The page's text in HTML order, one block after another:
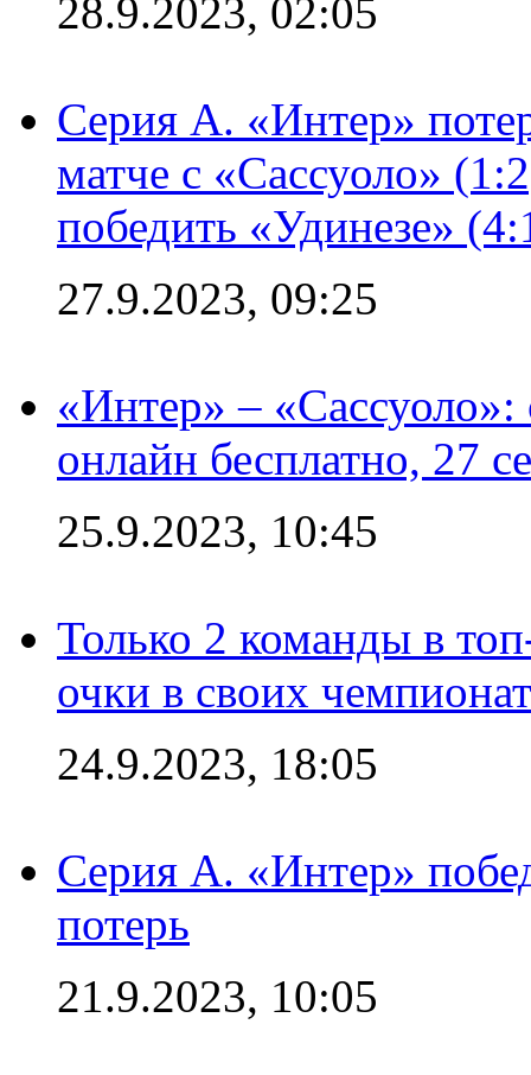
28.9.2023, 02:05
Серия А. «Интер»
матче с «Сассуоло»
победить «Удинезе»
27.9.2023, 09:25
«Интер» –
онлайн бесплатно, 27
25.9.2023, 10:45
Только 2 команды в
очки в своих
24.9.2023, 18:05
Серия А. «Интер»
потерь
21.9.2023, 10:05